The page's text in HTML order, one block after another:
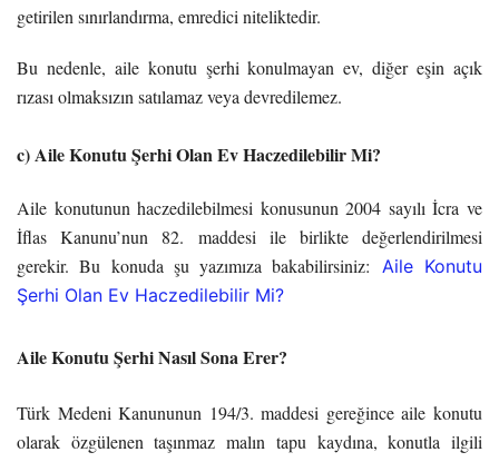
getirilen sınırlandırma, emredici niteliktedir.
Bu nedenle, aile konutu şerhi konulmayan ev, diğer eşin açık
rızası olmaksızın satılamaz veya devredilemez.
c) Aile Konutu Şerhi Olan Ev Haczedilebilir Mi?
Aile konutunun haczedilebilmesi konusunun 2004 sayılı İcra ve
İflas Kanunu’nun 82. maddesi ile birlikte değerlendirilmesi
gerekir. Bu konuda şu yazımıza bakabilirsiniz: Aile Konutu
Şerhi Olan Ev Haczedilebilir Mi?
Aile Konutu Şerhi Nasıl Sona Erer?
Türk Medeni Kanununun 194/3. maddesi gereğince aile konutu
olarak özgülenen taşınmaz malın tapu kaydına, konutla ilgili